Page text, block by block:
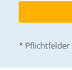
* Pflichtfelder